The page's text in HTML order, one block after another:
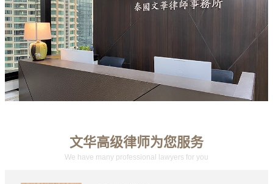
文华高级律师为您服务
We have many professional lawyers for you